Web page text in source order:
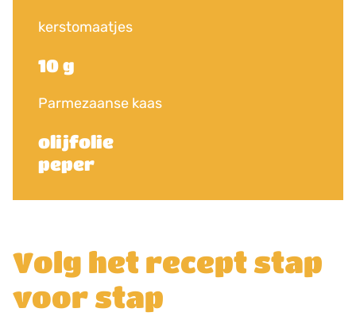
Volg het recept stap
voor stap
kerstomaatjes
10 g
Parmezaanse kaas
olijfolie
peper